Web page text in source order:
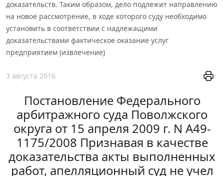
доказательств. Таким образом, дело подлежит направлению
на новое рассмотрение, в ходе которого суду необходимо
установить в соответствии с надлежащими
доказательствами фактическое оказание услуг
предприятием (извлечение)
3 августа 2016
Постановление Федерального
арбитражного суда Поволжского
округа от 15 апреля 2009 г. N А49-
1175/2008 Признавая в качестве
доказательства акты выполненных
работ, апелляционный суд не учел